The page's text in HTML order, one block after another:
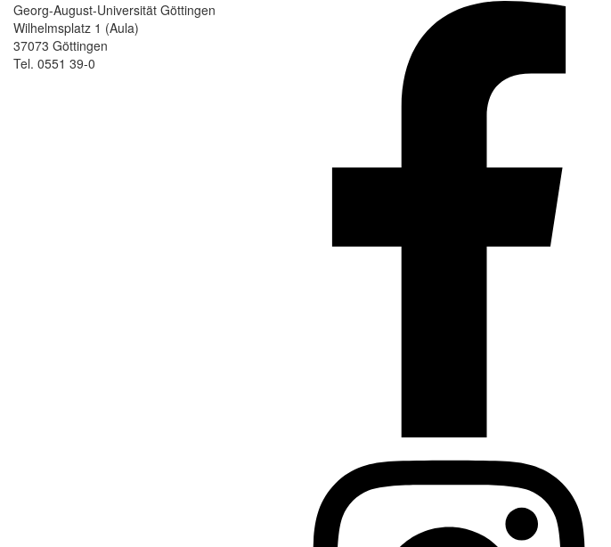
Georg-August-Universität Göttingen
Wilhelmsplatz 1 (Aula)
37073 Göttingen
Tel. 0551 39-0